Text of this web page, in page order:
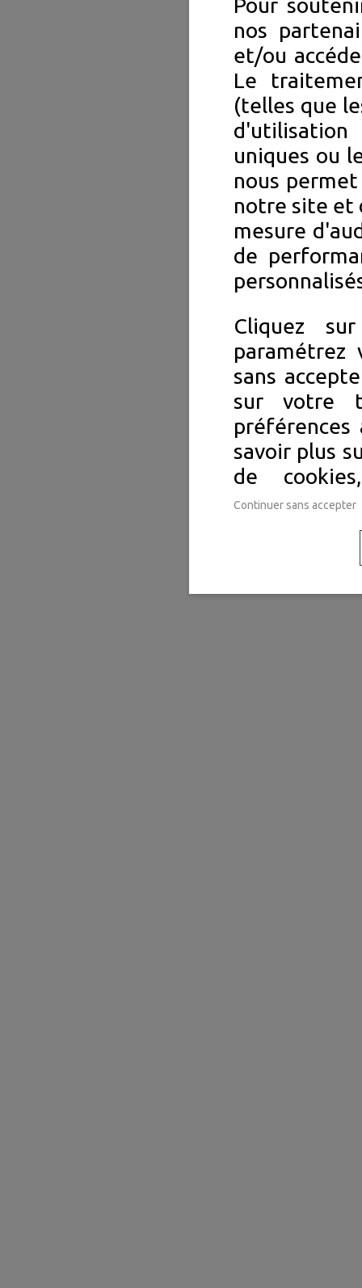
Pour
nos
et/ou
Le
(telles que
d'utilisation
uniques ou
nous
notre site et
mesure
de
Cliquez
paramétrez
sans
sur votre
savoir plus
de
Continuer sans accepter